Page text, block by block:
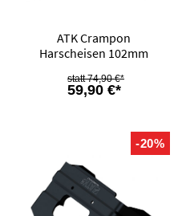
ATK Crampon
Harscheisen 102mm
59,90 €*
74,90 €*
-20%